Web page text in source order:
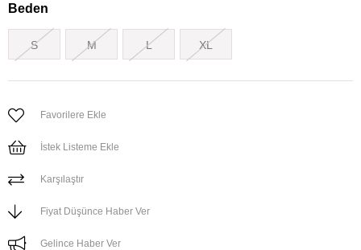
Beden
S M L XL
Favorilere Ekle
İstek Listeme Ekle
Karşılaştır
Fiyat Düşünce Haber Ver
Gelince Haber Ver